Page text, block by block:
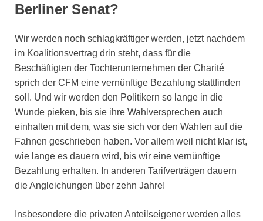
Berliner Senat?
Wir werden noch schlagkräftiger werden, jetzt nachdem
im Koalitionsvertrag drin steht, dass für die
Beschäftigten der Tochterunternehmen der Charité
sprich der CFM eine vernünftige Bezahlung stattfinden
soll. Und wir werden den Politikern so lange in die
Wunde pieken, bis sie ihre Wahlversprechen auch
einhalten mit dem, was sie sich vor den Wahlen auf die
Fahnen geschrieben haben. Vor allem weil nicht klar ist,
wie lange es dauern wird, bis wir eine vernünftige
Bezahlung erhalten. In anderen Tarifverträgen dauern
die Angleichungen über zehn Jahre!
Insbesondere die privaten Anteilseigener werden alles